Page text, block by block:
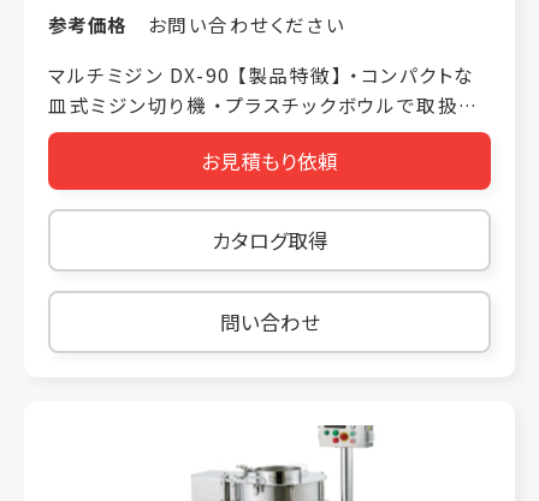
参考価格
お問い合わせください
マルチミジン DX-90 【製品特徴】 ・コンパクトな
皿式ミジン切り機 ・プラスチックボウルで取扱い
簡単 【製品仕様】 価格 税抜き ￥180,000 機械
寸法 W580 × L390 × H240（mm） 定格消費
電力 180/220W 50/60Hz 重量 15kg 使用時間
20 分 処理能力 キャベツ15 玉/5 分 玉ねぎ180
玉/5 分 ※約3mm 目安 ボール容量 4L（ボール
径370mm） ※玉ネギ1 回投入量：2 〜3kg
お見積もり依頼
カタログ取得
問い合わせ